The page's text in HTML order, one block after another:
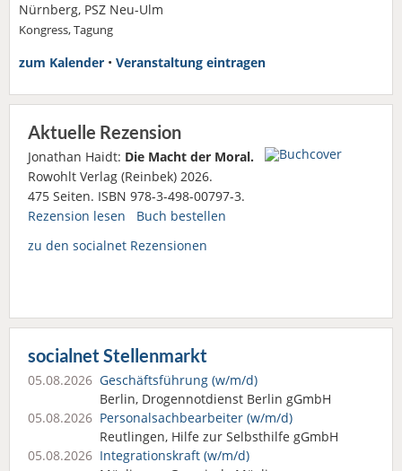
Nürnberg, PSZ Neu-Ulm
Kongress, Tagung
zum Kalender • Veranstaltung eintragen
Aktuelle Rezension
Jonathan Haidt: Die Macht der Moral.
Rowohlt Verlag (Reinbek) 2026.
475 Seiten. ISBN 978-3-498-00797-3.
Rezension lesen
Buch bestellen
zu den socialnet Rezensionen
socialnet Stellenmarkt
05.08.2026 Geschäftsführung (w/m/d)
Berlin, Drogennotdienst Berlin gGmbH
05.08.2026 Personalsach­bearbeiter (w/m/d)
Reutlingen, Hilfe zur Selbsthilfe gGmbH
05.08.2026 Integrationskraft (w/m/d)